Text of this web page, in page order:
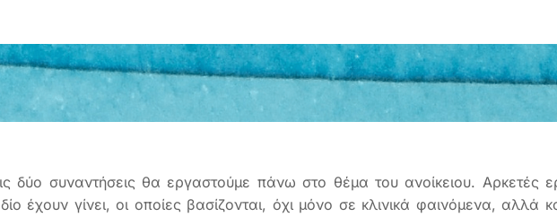
δύο συναντήσεις θα εργαστούμε πάνω στο θέμα του ανοίκειου. Αρκετές
έχουν γίνει, οι οποίες βασίζονται, όχι μόνο σε κλινικά φαινόμενα, αλλά